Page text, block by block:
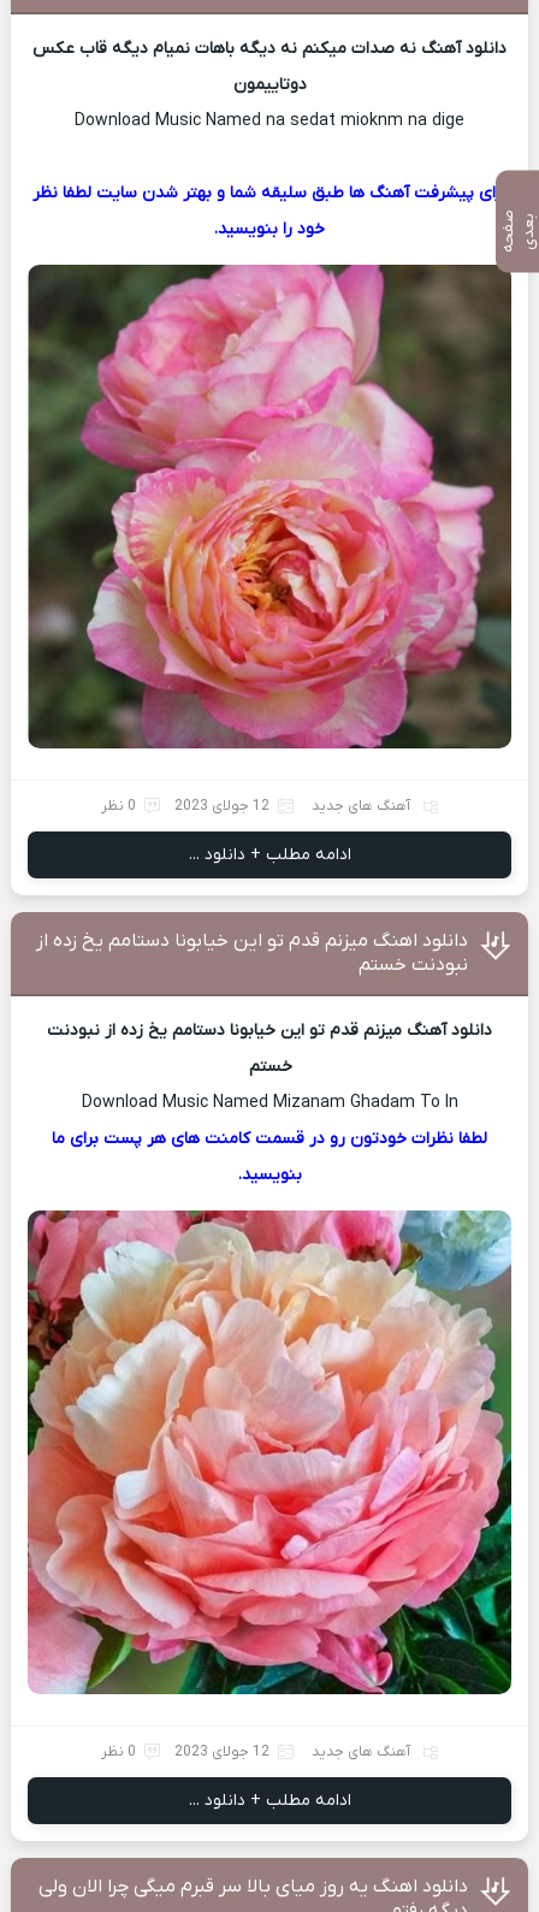
دانلود آهنگ نه صدات میکنم نه دیگه باهات نمیام دیگه قاب عکس
دوتاییمون
Download Music Named na sedat mioknm na dige
برای پیشرفت آهنگ ها طبق سلیقه شما و بهتر شدن سایت لطفا نظر
خود را بنویسید.
آهنگ های جدید 12 جولای 2023 0 نظر
ادامه مطلب + دانلود ...
دانلود اهنگ میزنم قدم تو این خیابونا دستامم یخ زده از
نبودنت خستم
دانلود آهنگ میزنم قدم تو این خیابونا دستامم یخ زده از نبودنت
خستم
Download Music Named Mizanam Ghadam To In
لطفا نظرات خودتون رو در قسمت کامنت های هر پست برای ما
بنویسید.
آهنگ های جدید 12 جولای 2023 0 نظر
ادامه مطلب + دانلود ...
دانلود اهنگ یه روز میای بالا سر قبرم میگی چرا الان ولی
ص
ف
ح
ه ب ع
د ی